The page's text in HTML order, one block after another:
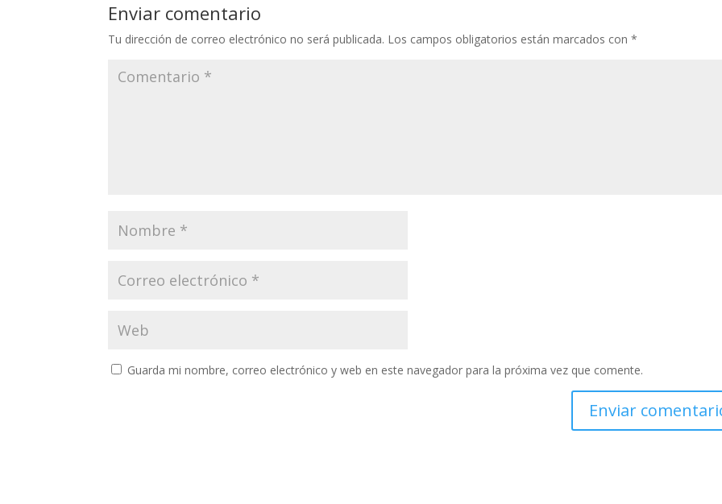
Enviar comentario
Tu dirección de correo electrónico no será publicada. Los campos obligatorios están marcados con*
Guarda mi nombre, correo electrónico y web en este navegador para la próxima vez que comente.